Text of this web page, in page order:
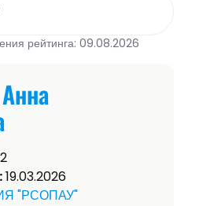
рейтинга: 09.08.2026
19.03.2026
"РСОПАУ"